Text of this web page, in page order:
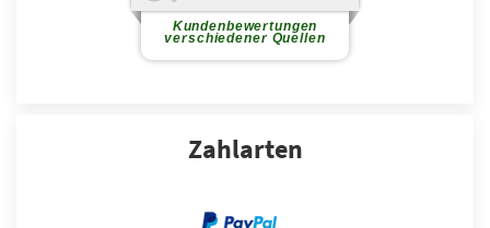
Zahlarten